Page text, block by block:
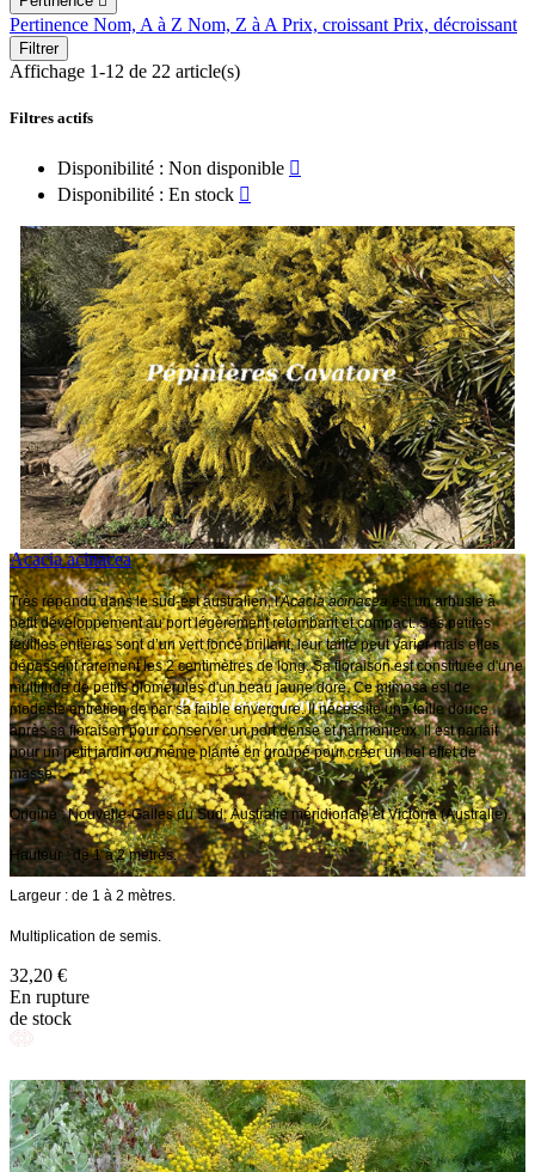
Pertinence Nom, A à Z Nom, Z à A Prix, croissant Prix, décroissant
Filtrer
Affichage 1-12 de 22 article(s)
Filtres actifs
Disponibilité : Non disponible 
Disponibilité : En stock 
Acacia acinacea
Très répandu dans le sud-est australien, l'Acacia acinacea est un arbuste à
petit développement au port légèrement retombant et compact. Ses petites
feuilles entières sont d’un vert foncé brillant, leur taille peut varier mais elles
dépassent rarement les 2 centimètres de long. Sa floraison est constituée d'une
multitude de petits glomérules d'un beau jaune doré. Ce mimosa est de
modeste entretien de par sa faible envergure. Il nécessite une taille douce
après sa floraison pour conserver un port dense et harmonieux. Il est parfait
pour un petit jardin ou même planté en groupé pour créer un bel effet de
masse.
Origine : Nouvelle-Galles du Sud, Australie méridionale et Victoria (Australie).
Hauteur : de 1 à 2 mètres.
Largeur : de 1 à 2 mètres.
Multiplication de semis.
32,20 €
En rupture
de stock